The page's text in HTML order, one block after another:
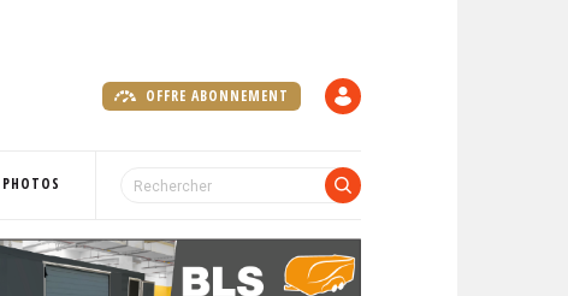
OFFRE ABONNEMENT
PHOTOS